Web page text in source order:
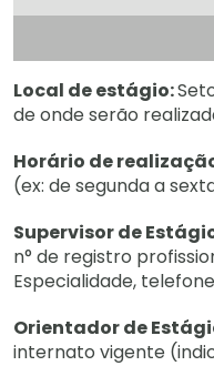
Local de estágio:
de onde serão
Horário de
(ex: de segunda a
Supervisor de
n° de registro
Especialidade,
Orientador de
internato vigente